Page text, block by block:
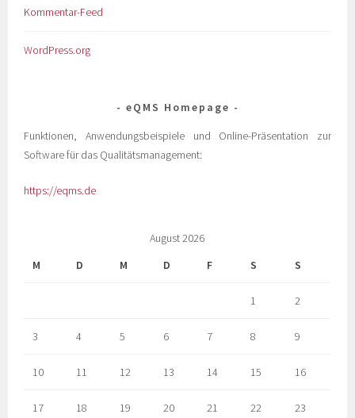
Kommentar-Feed
WordPress.org
eQMS Homepage
Funktionen, Anwendungsbeispiele und Online-Präsentation zur
Software für das Qualitätsmanagement:
https://eqms.de
August 2026
M
D M D F S S
1 2
3 4 5 6 7 8 9
10 11 12 13 14 15 16
17 18 19 20 21 22 23